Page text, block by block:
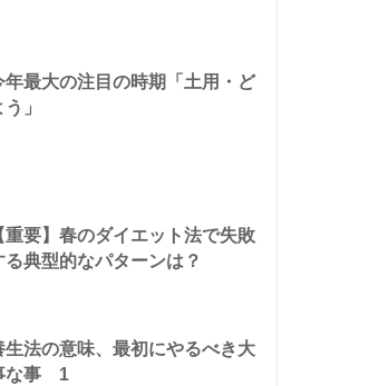
年最大の注目の時期「土用・ど
う」
重要】春のダイエット法で失敗
る典型的なパターンは？
生法の意味、最初にやるべき大
な事 1